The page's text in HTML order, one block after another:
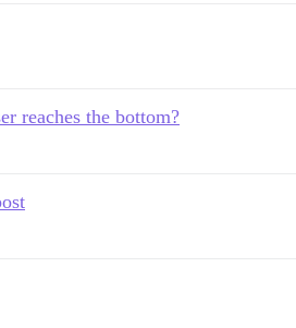
reaches the bottom?